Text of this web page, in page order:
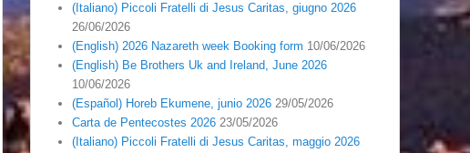
(Italiano) Piccoli Fratelli di Jesus Caritas, giugno 2026
26/06/2026
(English) 2026 Nazareth week Booking form 10/06/2026
(English) Be Brothers Uk and Ireland, June 2026
10/06/2026
(Español) Horeb Ekumene, junio 2026 29/05/2026
Carta de Pentecostes 2026 23/05/2026
(Italiano) Piccoli Fratelli di Jesus Caritas, maggio 2026